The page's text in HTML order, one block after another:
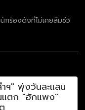
กร้องดังที่ไม่เคยลืมชีวิ
ฯ" พุ่งวันละแสน
แตก "ฮักแพง"